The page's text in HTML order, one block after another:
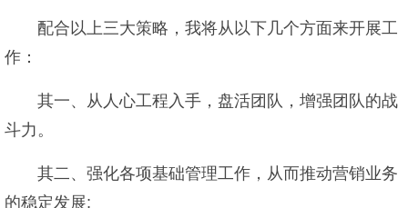
配合以上三大策略，我将从以下几个方面来开展工
作：
其一、从人心工程入手，盘活团队，增强团队的战
斗力。
其二、强化各项基础管理工作，从而推动营销业务
的稳定发展;